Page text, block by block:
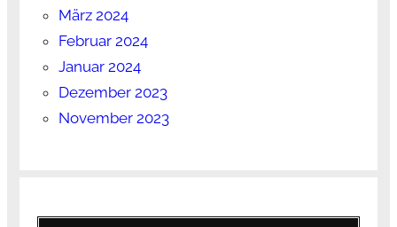
März 2024
Februar 2024
Januar 2024
Dezember 2023
November 2023